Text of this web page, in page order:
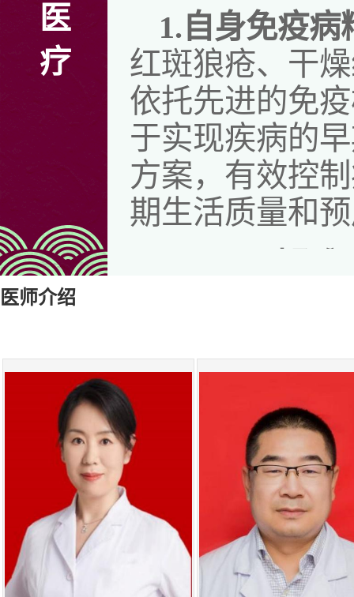
医
疗
1. 自身免疫
红斑狼疮、干
依托先进的免
于实现疾病的
方案，有效控
期生活质量和
建MDT团队，
技术手段明确
统、规范的诊
临床亚专
域，涵盖弥漫
节炎）、脊柱
医师介绍